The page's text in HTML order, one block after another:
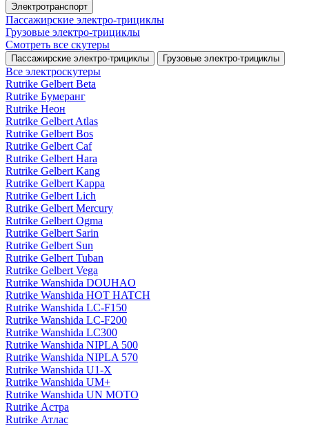
Электротранспорт
Пассажирские электро‑трициклы
Грузовые электро‑трициклы
Смотреть все скутеры
Пассажирские электро‑трициклы Грузовые электро‑трициклы
Все электро­скутеры
Rutrike Gelbert Beta
Rutrike Бумеранг
Rutrike Неон
Rutrike Gelbert Atlas
Rutrike Gelbert Bos
Rutrike Gelbert Caf
Rutrike Gelbert Hara
Rutrike Gelbert Kang
Rutrike Gelbert Kappa
Rutrike Gelbert Lich
Rutrike Gelbert Mercury
Rutrike Gelbert Ogma
Rutrike Gelbert Sarin
Rutrike Gelbert Sun
Rutrike Gelbert Tuban
Rutrike Gelbert Vega
Rutrike Wanshida DOUHAO
Rutrike Wanshida HOT HATCH
Rutrike Wanshida LC-F150
Rutrike Wanshida LC-F200
Rutrike Wanshida LC300
Rutrike Wanshida NIPLA 500
Rutrike Wanshida NIPLA 570
Rutrike Wanshida U1-X
Rutrike Wanshida UM+
Rutrike Wanshida UN MOTO
Rutrike Астра
Rutrike Атлас